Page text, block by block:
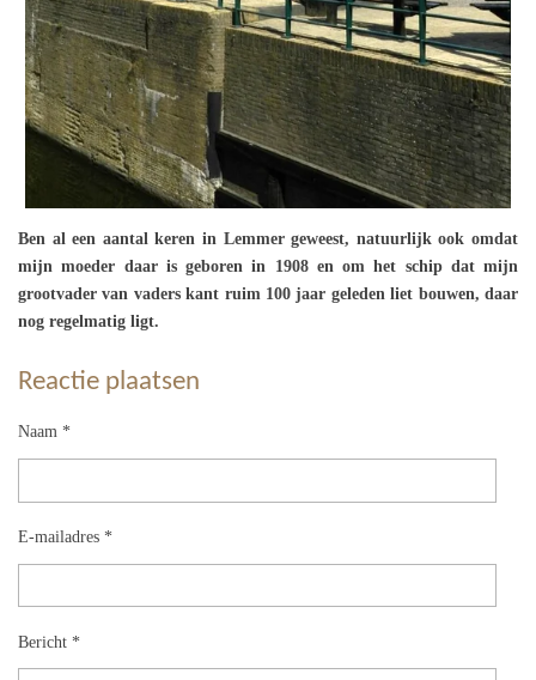
Ben al een aantal keren in Lemmer geweest, natuurlijk ook omdat
mijn moeder daar is geboren in 1908 en om het schip dat mijn
grootvader van vaders kant ruim 100 jaar geleden liet bouwen, daar
nog regelmatig ligt.
Reactie plaatsen
Naam *
E-mailadres *
Bericht *